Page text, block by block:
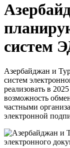
систем
Азербайджан и
систем
реализовать в
возможность
частными
электронной